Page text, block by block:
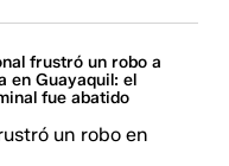
frustró un robo a
en Guayaquil: el
fue abatido
un robo en